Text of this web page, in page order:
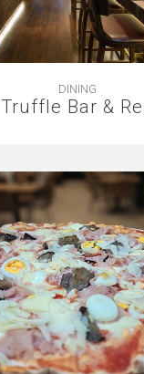
DINING
Bar &